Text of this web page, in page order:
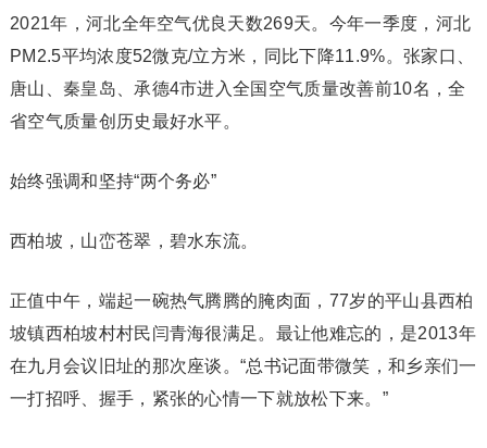
2021年，河北全年空气优良天数269天。今年一季度，河北
PM2.5平均浓度52微克/立方米，同比下降11.9%。张家口、
唐山、秦皇岛、承德4市进入全国空气质量改善前10名，全
省空气质量创历史最好水平。
始终强调和坚持“两个务必”
西柏坡，山峦苍翠，碧水东流。
正值中午，端起一碗热气腾腾的腌肉面，77岁的平山县西柏
坡镇西柏坡村村民闫青海很满足。最让他难忘的，是2013年
在九月会议旧址的那次座谈。“总书记面带微笑，和乡亲们一
一打招呼、握手，紧张的心情一下就放松下来。”